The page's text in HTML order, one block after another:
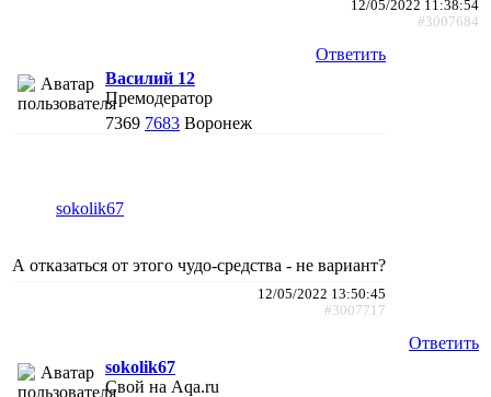
12/05/2022 11:38:54
#3007684
Ответить
Василий 12
Премодератор
7369 7683 Воронеж
sokolik67
А отказаться от этого чудо-средства - не вариант?
12/05/2022 13:50:45
#3007717
Ответить
sokolik67
Свой на Aqa.ru